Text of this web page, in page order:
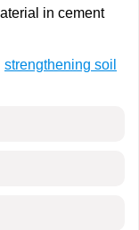
in cement
strengthening soil